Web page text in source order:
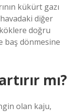
kükürt gazı
diğer
doğru
baş dönmesine
mı?
olan kaju,